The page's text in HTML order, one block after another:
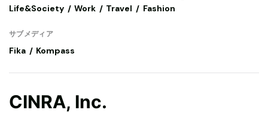
Life&Society
Work Travel Fashion
サブメディア
Fika Kompass
CINRA, Inc.